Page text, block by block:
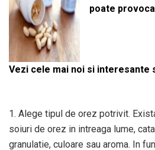
poate
Vezi cele mai noi si interesante
1. Alege tipul de orez potrivit.
soiuri de orez in intreaga lume,
granulatie, culoare sau aroma. In